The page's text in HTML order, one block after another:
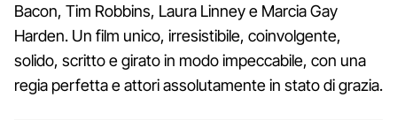
Bacon, Tim Robbins, Laura Linney e Marcia Gay
Harden. Un film unico, irresistibile, coinvolgente,
solido, scritto e girato in modo impeccabile, con una
regia perfetta e attori assolutamente in stato di grazia.